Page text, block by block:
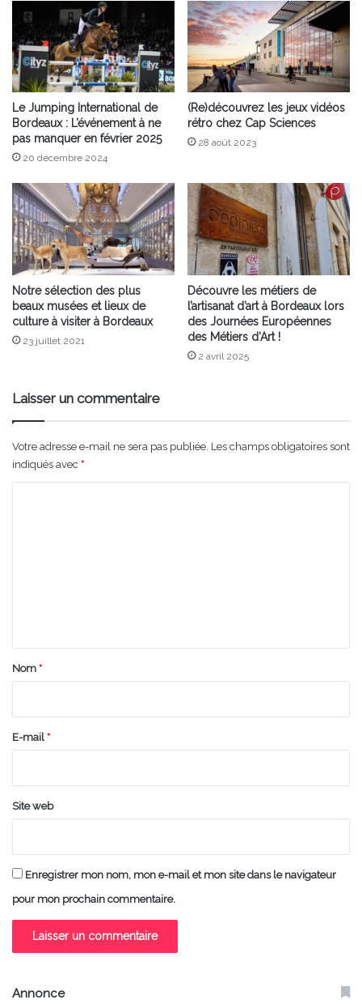
Le Jumping International de
Bordeaux : L’événement à ne
pas manquer en février 2025
20 décembre 2024
(Re)découvrez les jeux vidéos
rétro chez Cap Sciences
28 août 2023
Notre sélection des plus
beaux musées et lieux de
culture à visiter à Bordeaux
23 juillet 2021
Découvre les métiers de
l’artisanat d’art à Bordeaux lors
des Journées Européennes
des Métiers d’Art !
2 avril 2025
Laisser un commentaire
Votre adresse e-mail ne sera pas publiée. Les champs obligatoires sont
indiqués avec *
a
e
Nom *
E-mail *
Site web
Enregistrer mon nom, mon e-mail et mon site dans le navigateur
pour mon prochain commentaire.
Annonce